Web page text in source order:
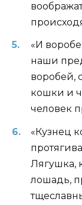
«И
наши
воробей,
кошки и
человек
«Кузнец
Лягушка,
лошадь,